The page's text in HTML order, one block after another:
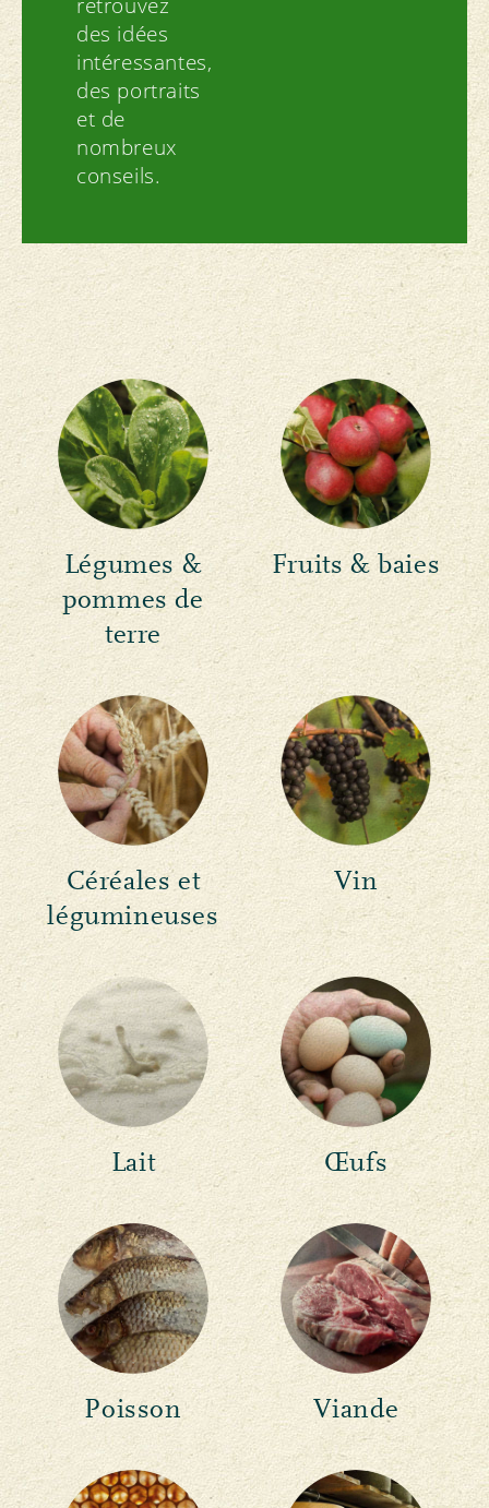
des idées
intéressantes,
des portraits
et de
nombreux
conseils.
Légumes &
pommes de
terre
Fruits & baies
Céréales et
légumineuses
Vin
Lait Œufs
Poisson Viande